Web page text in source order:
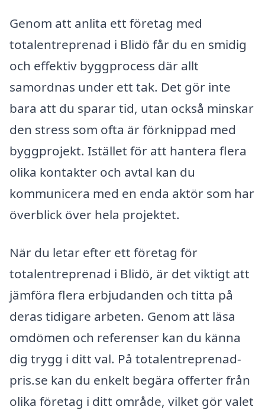
Genom att anlita ett företag med
totalentreprenad i Blidö får du en smidig
och effektiv byggprocess där allt
samordnas under ett tak. Det gör inte
bara att du sparar tid, utan också minskar
den stress som ofta är förknippad med
byggprojekt. Istället för att hantera flera
olika kontakter och avtal kan du
kommunicera med en enda aktör som har
överblick över hela projektet.
När du letar efter ett företag för
totalentreprenad i Blidö, är det viktigt att
jämföra flera erbjudanden och titta på
deras tidigare arbeten. Genom att läsa
omdömen och referenser kan du känna
dig trygg i ditt val. På totalentreprenad-
pris.se kan du enkelt begära offerter från
olika företag i ditt område, vilket gör valet